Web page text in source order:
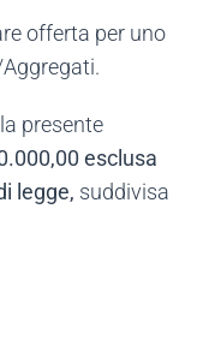
offerta per uno
presente
esclusa
legge, suddivisa